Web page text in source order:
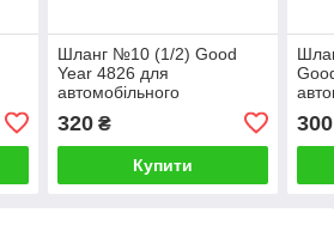
Шланг №10 (1/2) Good
Year 4826 для
автомобільного
320₴
Купити
300